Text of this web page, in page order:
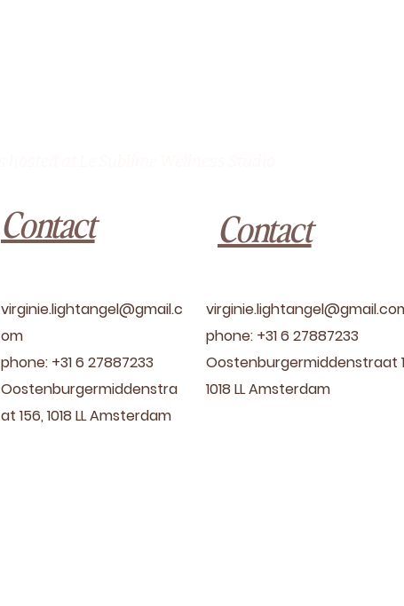
Contact
virginie.lightangel@gmail.c
om
phone: +31 6 27887233
Oostenburgermiddenstra
at 156, 1018 LL Amsterdam
Contact
phone: +31 6 27887233
Oostenburgermiddenstraat
1018 LL Amsterdam